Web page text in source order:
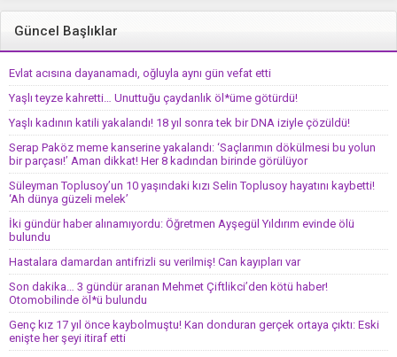
Güncel Başlıklar
Evlat acısına dayanamadı, oğluyla aynı gün vefat etti
Yaşlı teyze kahretti… Unuttuğu çaydanlık öl*üme götürdü!
Yaşlı kadının katili yakalandı! 18 yıl sonra tek bir DNA iziyle çözüldü!
Serap Paköz meme kanserine yakalandı: ‘Saçlarımın dökülmesi bu yolun
bir parçası!’ Aman dikkat! Her 8 kadından birinde görülüyor
Süleyman Toplusoy’un 10 yaşındaki kızı Selin Toplusoy hayatını kaybetti!
‘Ah dünya güzeli melek’
İki gündür haber alınamıyordu: Öğretmen Ayşegül Yıldırım evinde ölü
bulundu
Hastalara damardan antifrizli su verilmiş! Can kayıpları var
Son dakika… 3 gündür aranan Mehmet Çiftlikci’den kötü haber!
Otomobilinde öl*ü bulundu
Genç kız 17 yıl önce kaybolmuştu! Kan donduran gerçek ortaya çıktı: Eski
enişte her şeyi itiraf etti